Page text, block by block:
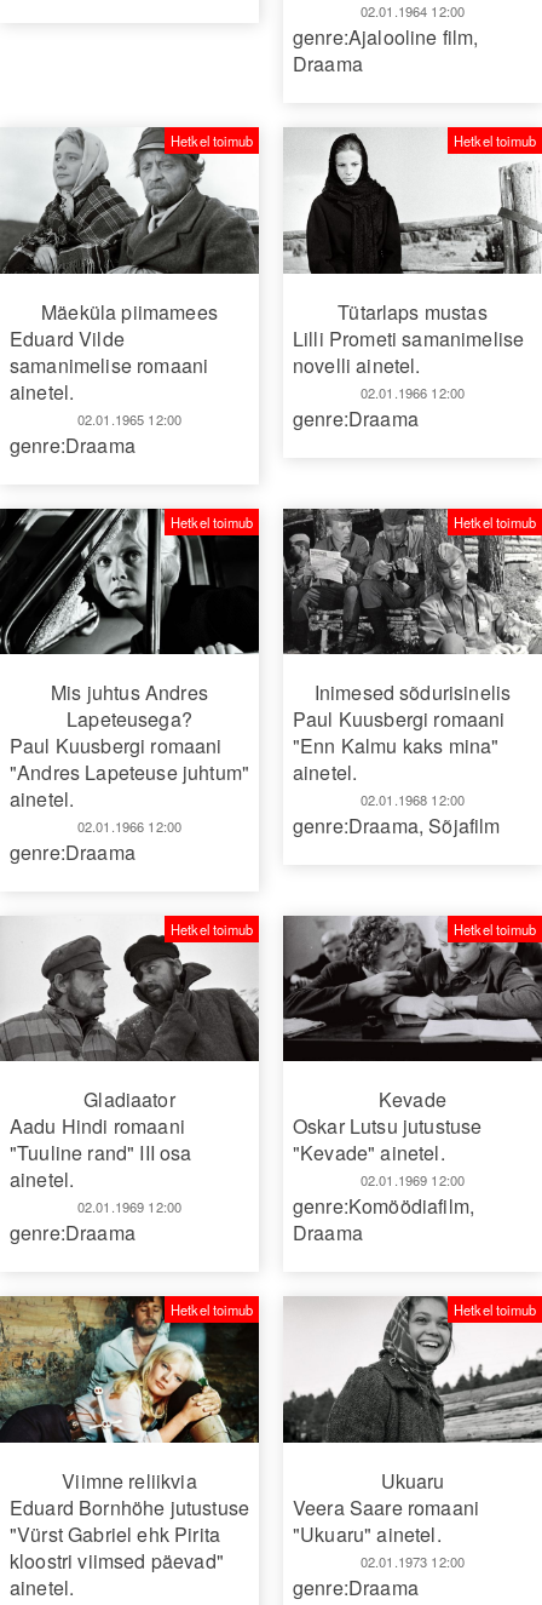
02.01.1964 12:00
genre:Ajalooline film,
Draama
Mäeküla piimamees
Eduard Vilde
samanimelise romaani
ainetel.
02.01.1965 12:00
Hetkel toimub
genre:Draama
Tütarlaps mustas
Lilli Prometi samanimelise
novelli ainetel.
02.01.1966 12:00
Hetkel toimub
genre:Draama
Mis juhtus Andres
Lapeteusega?
Paul Kuusbergi romaani
"Andres Lapeteuse juhtum"
ainetel.
02.01.1966 12:00
Hetkel toimub
genre:Draama
Inimesed sõdurisinelis
Paul Kuusbergi romaani
"Enn Kalmu kaks mina"
ainetel.
02.01.1968 12:00
Hetkel toimub
genre:Draama,Sõjafilm
Gladiaator
Aadu Hindi romaani
"Tuuline rand" III osa
ainetel.
02.01.1969 12:00
Hetkel toimub
genre:Draama
Kevade
Oskar Lutsu jutustuse
"Kevade" ainetel.
02.01.1969 12:00
Hetkel toimub
genre:Komöödiafilm,
Draama
Viimne reliikvia
Eduard Bornhöhe jutustuse
"Vürst Gabriel ehk Pirita
kloostri viimsed päevad"
ainetel.
Hetkel toimub
Ukuaru
Veera Saare romaani
"Ukuaru" ainetel.
02.01.1973 12:00
Hetkel toimub
genre:Draama